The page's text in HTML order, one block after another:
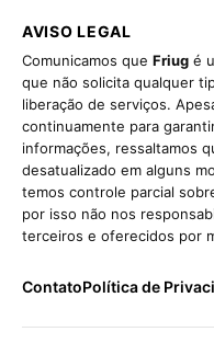
AVISO LEGAL
Comunicamos que Friug é
que não solicita qualquer
liberação de serviços.
continuamente para
informações, ressaltamos
desatualizado em alguns
temos controle parcial
por isso não nos
terceiros e oferecidos por
ContatoPolítica de